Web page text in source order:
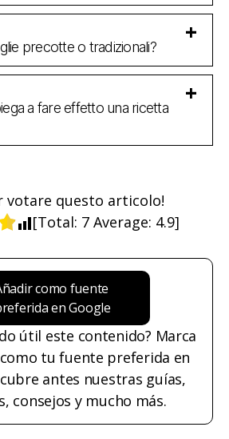
precotte o tradizionali?
a fare effetto una ricetta
votare questo articolo!
[Total: 7 Average: 4.9]
como fuente
en Google
útil este contenido? Marca
tu fuente preferida en
antes nuestras guías,
consejos y mucho más.